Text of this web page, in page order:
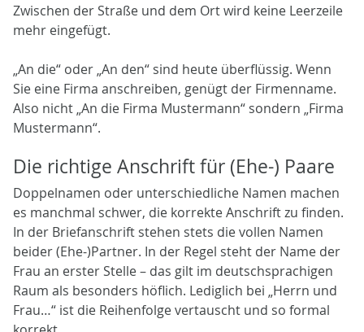
Zwischen der Straße und dem Ort wird keine Leerzeile
mehr eingefügt.
„An die“ oder „An den“ sind heute überflüssig. Wenn
Sie eine Firma anschreiben, genügt der Firmenname.
Also nicht „An die Firma Mustermann“ sondern „Firma
Mustermann“.
Die richtige Anschrift für (Ehe-) Paare
Doppelnamen oder unterschiedliche Namen machen
es manchmal schwer, die korrekte Anschrift zu finden.
In der Briefanschrift stehen stets die vollen Namen
beider (Ehe-)Partner. In der Regel steht der Name der
Frau an erster Stelle – das gilt im deutschsprachigen
Raum als besonders höflich. Lediglich bei „Herrn und
Frau…“ ist die Reihenfolge vertauscht und so formal